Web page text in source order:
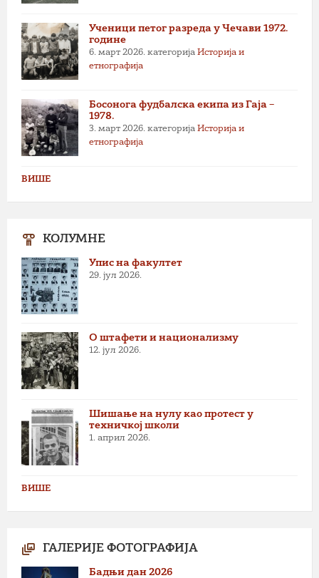
Ученици петог разреда у Чечави 1972.
године
6. март 2026. категорија Историја и
етнографија
Босонога фудбалска екипа из Гаја –
1978.
3. март 2026. категорија Историја и
етнографија
ВИШЕ
КОЛУМНЕ
Упис на факултет
29. јул 2026.
О штафети и национализму
12. јул 2026.
Шишање на нулу као протест у
техничкој школи
1. април 2026.
ВИШЕ
ГАЛЕРИЈЕ ФОТОГРАФИЈА
Бадњи дан 2026